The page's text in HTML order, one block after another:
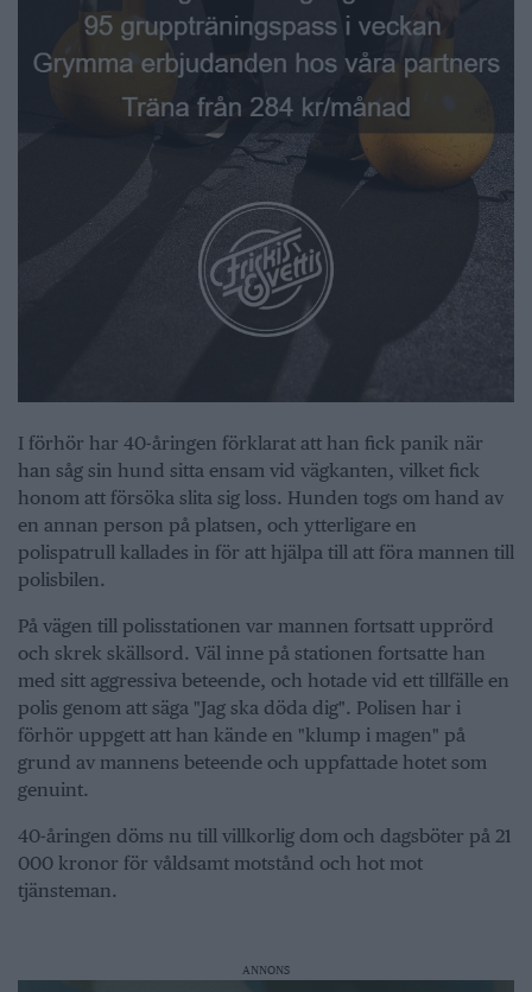
I förhör har 40-åringen förklarat att han fick panik när
han såg sin hund sitta ensam vid vägkanten, vilket fick
honom att försöka slita sig loss. Hunden togs om hand av
en annan person på platsen, och ytterligare en
polispatrull kallades in för att hjälpa till att föra mannen till
polisbilen.
På vägen till polisstationen var mannen fortsatt upprörd
och skrek skällsord. Väl inne på stationen fortsatte han
med sitt aggressiva beteende, och hotade vid ett tillfälle en
polis genom att säga "Jag ska döda dig". Polisen har i
förhör uppgett att han kände en "klump i magen" på
grund av mannens beteende och uppfattade hotet som
genuint.
40-åringen döms nu till villkorlig dom och dagsböter på 21
000 kronor för våldsamt motstånd och hot mot
tjänsteman.
ANNONS